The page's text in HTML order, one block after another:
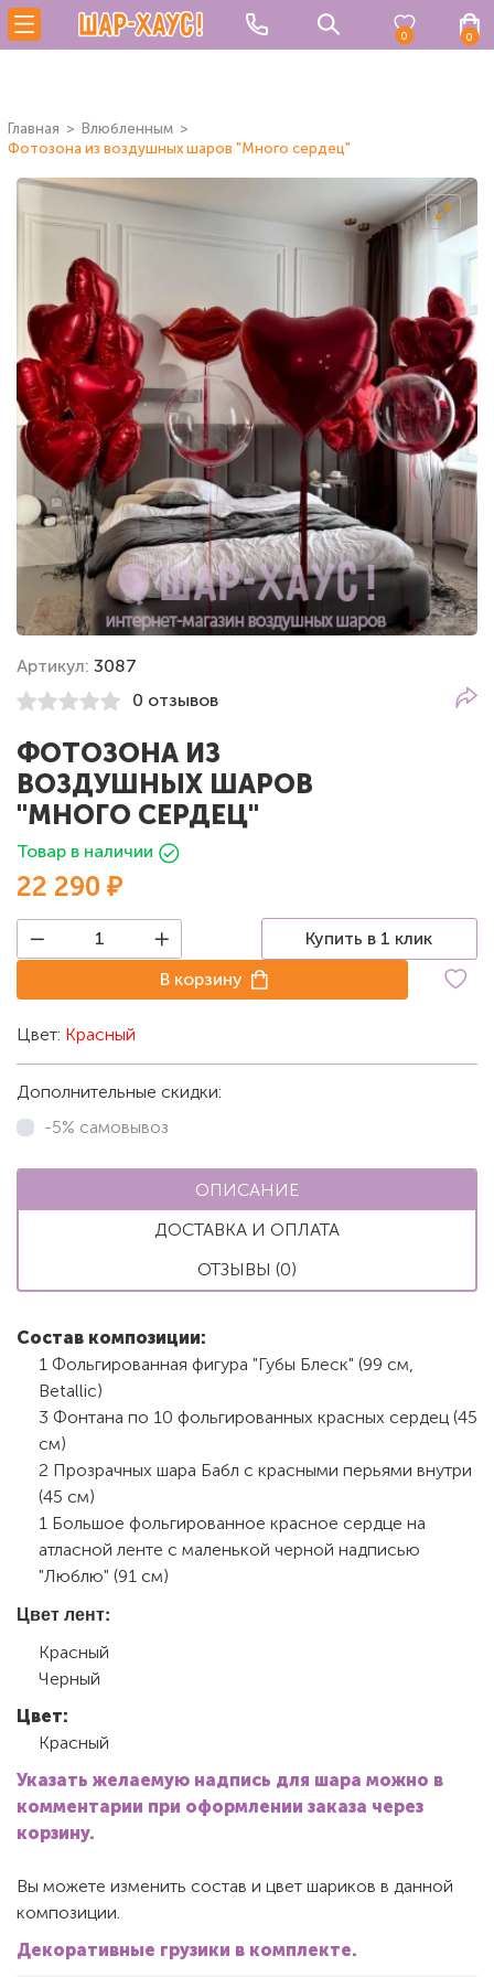
0 0
Главная
Влюбленным
Фотозона из воздушных шаров "Много сердец"
Артикул: 3087
0 отзывов
ФОТОЗОНА ИЗ
ВОЗДУШНЫХ ШАРОВ
"МНОГО СЕРДЕЦ"
Товар в наличии
22 290 ₽
Купить в 1 клик
В корзину
Цвет: Красный
Дополнительные скидки:
-5% самовывоз
ОПИСАНИЕ
ДОСТАВКА И ОПЛАТА
ОТЗЫВЫ (0)
Состав композиции:
1 Фольгированная фигура "Губы Блеск" (99 см,
Betallic)
3 Фонтана по 10 фольгированных красных сердец (45
см)
2 Прозрачных шара Бабл с красными перьями внутри
(45 см)
1 Большое фольгированное красное сердце на
атласной ленте с маленькой черной надписью
"Люблю" (91 см)
Цвет лент:
Красный
Черный
Цвет:
Красный
Указать желаемую надпись для шара можно в
комментарии при оформлении заказа через
корзину.
Вы можете изменить состав и цвет шариков в данной
композиции.
Декоративные грузики в комплекте.